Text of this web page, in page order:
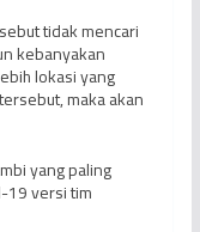
tidak mencari
kebanyakan
lokasi yang
maka akan
yang paling
19 versi tim